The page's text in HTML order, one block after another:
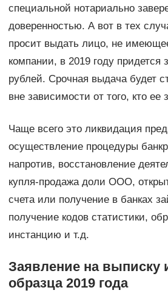
специальной нотариально
доверенностью. А вот в тех
просит выдать лицо, не
компании, в 2019 году придется
рублей. Срочная выдача будет
вне зависимости от того, кто ее
Чаще всего это ликвидация
осуществление процедуры
напротив, восстановление
купля-продажа доли ООО,
счета или получение в банках
получение кодов статистики,
инстанцию и т.д.
Заявление на
образца 2019 года